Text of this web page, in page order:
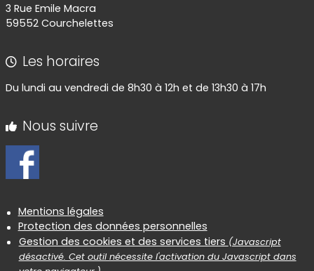
3 Rue Emile Macra
59552 Courchelettes
Les horaires
Du lundi au vendredi de 8h30 à 12h et de 13h30 à 17h
Nous suivre
Informations réglementaires
Mentions légales
Protection des données personnelles
Gestion des cookies et des services tiers (Javascript
désactivé. Cet outil nécessite l'activation du Javascript dans